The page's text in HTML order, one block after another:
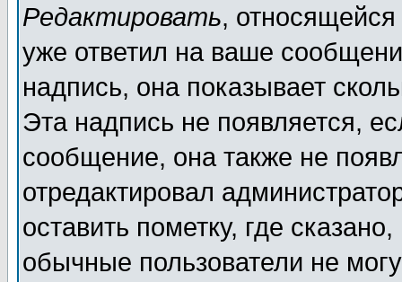
Редактировать,
уже ответил на ваше
надпись, она показывает
Эта надпись не появляется,
сообщение, она также не
отредактировал
оставить пометку, где
обычные пользователи не